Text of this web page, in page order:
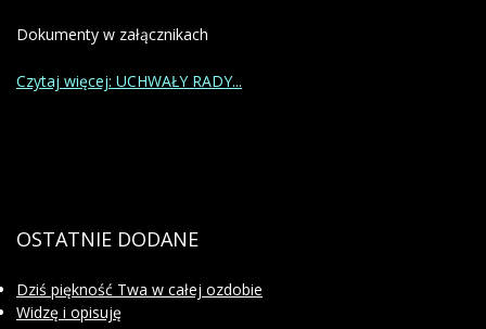
Dokumenty w załącznikach
Czytaj więcej: UCHWAŁY RADY...
OSTATNIE DODANE
Dziś piękność Twa w całej ozdobie
Widzę i opisuję